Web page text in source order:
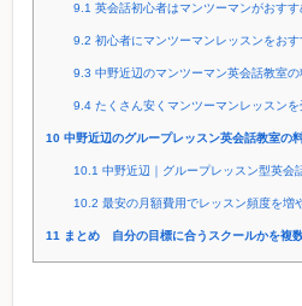
9.1 英会話初心者はマンツーマンがおすす
9.2 初心者にマンツーマンレッスンをおす
9.3 中野近辺のマンツーマン英会話教室
9.4たくさん安くマンツーマンレッスンを
10 中野近辺のグループレッスン英会話教室の
10.1 中野近辺｜グループレッスン型英
10.2 最安の月額費用でレッスン頻度を増
11 まとめ 自分の目標に合うスクールかを複